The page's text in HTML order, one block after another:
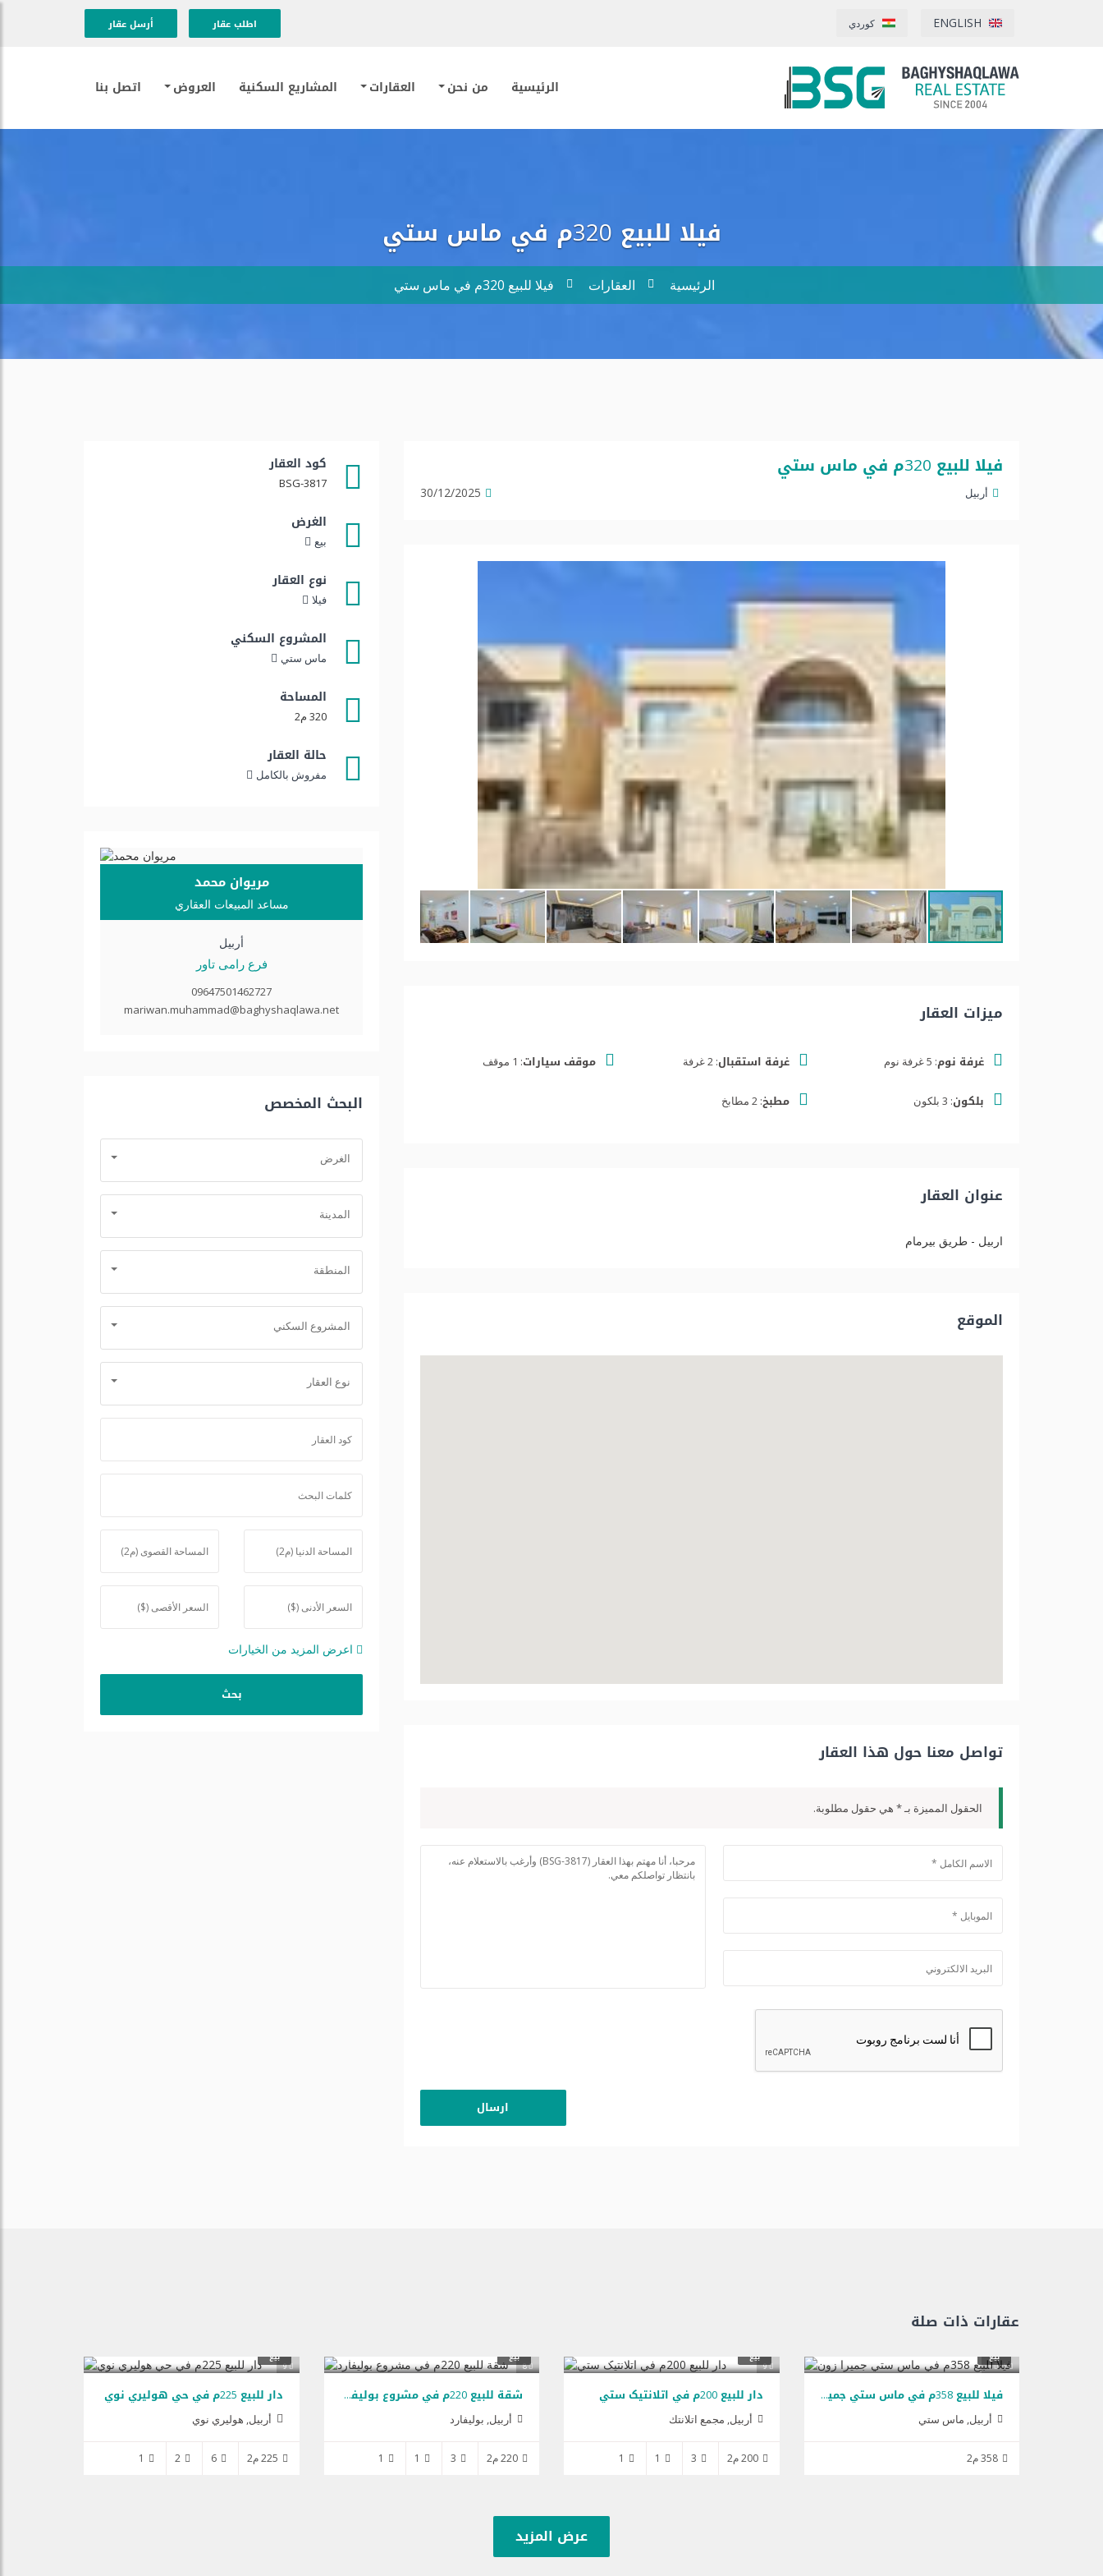
ENGLISH كوردي اطلب عقار أرسل عقار
الرئيسية من نحن العقارات المشاريع السكنية العروض اتصل بنا
فيلا للبيع 320م في ماس ستي
الرئيسية العقارات فيلا للبيع 320م في ماس ستي
فيلا للبيع 320م في ماس ستي
أربيل 30/12/2025
ميزات العقار
غرفة نوم: غرفة استقبال: موقف سيارات:
بلكون: مطبخ:
عنوان العقار
اربيل - طريق بيرمام
الموقع
تواصل معنا حول هذا العقار
الحقول المميزة بـ * هي حقول مطلوبة.
كود العقار
BSG-3817
الغرض
بيع
نوع العقار
فيلا
المشروع السكني
ماس ستي
المساحة
320 م2
حالة العقار
مفروش بالكامل
مریوان محمد
مساعد المبيعات العقاري
أربيل
فرع رامی تاور
09647501462727
mariwan.muhammad@baghyshaqlawa.net
البحث المخصص
الغرض
المدينة
المنطقة
المشروع السكني
نوع العقار
اعرض المزيد من الخيارات
عقارات ذات صلة
1 1
بيع
فيلا للبیع 358م في ماس ستي جمیرا زون
أربيل, ماس ستي
358 م2
9
بيع $125,000
دار للبيع 200م في اتلانتیک ستي
أربيل, مجمع اتلانتك
200 م2 3
1
1
8
بيع $240,000
شقة للبيع 220م في مشروع بولیفارد
أربيل, بولیفارد
220 م2 3
1
1
9
بيع $210,000
دار للبيع 225م في حي هولیري نوي
أربيل, هولیري نوي
225 م2 6
2
1
عرض المزيد